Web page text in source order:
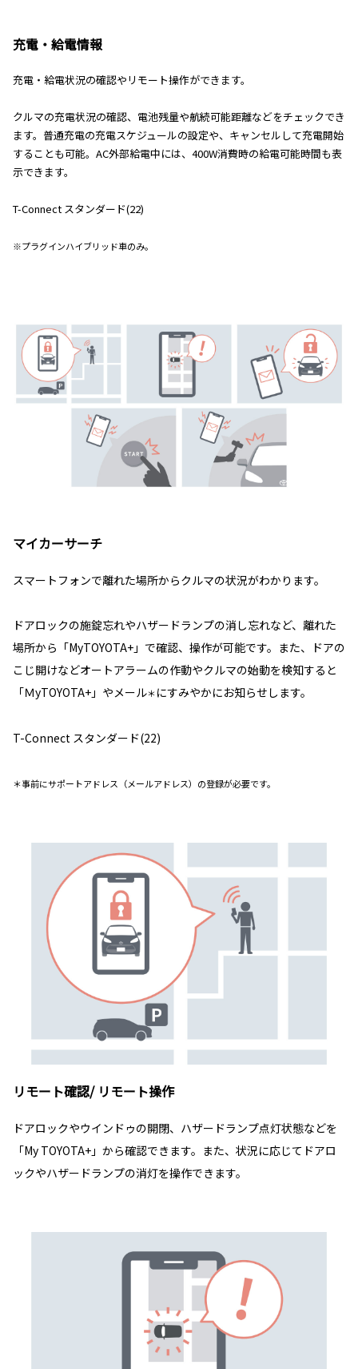
充電・給電情報
充電・給電状況の確認やリモート操作ができます。
クルマの充電状況の確認、電池残量や航続可能距離などをチェックでき
ます。普通充電の充電スケジュールの設定や、キャンセルして充電開始
することも可能。AC外部給電中には、400W消費時の給電可能時間も表
示できます。
T-Connect スタンダード(22)
※プラグインハイブリッド車のみ。
マイカーサーチ
スマートフォンで離れた場所からクルマの状況がわかります。
ドアロックの施錠忘れやハザードランプの消し忘れなど、離れた
場所から「MyTOYOTA+」で確認、操作が可能です。また、ドアの
こじ開けなどオートアラームの作動やクルマの始動を検知すると
「ＭyTOYOTA+」やメール＊にすみやかにお知らせします。
T-Connect スタンダード(22)
＊事前にサポートアドレス（メールアドレス）の登録が必要です。
リモート確認/ リモート操作
ドアロックやウインドゥの開閉、ハザードランプ点灯状態などを
「My TOYOTA+」から確認できます。また、状況に応じてドアロ
ックやハザードランプの消灯を操作できます。